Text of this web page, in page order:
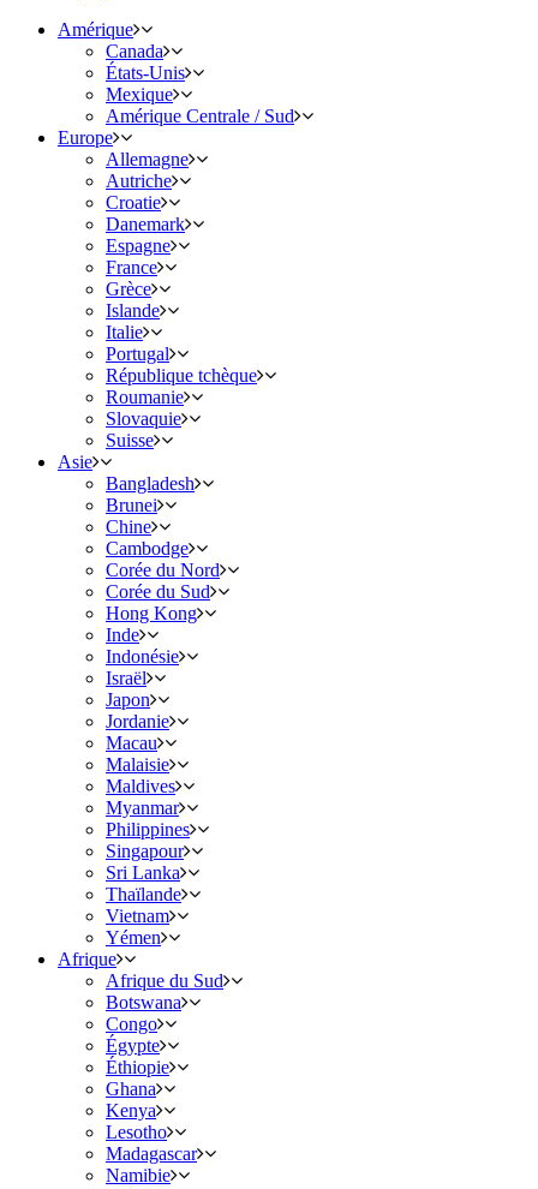
Amérique
Canada
États-Unis
Mexique
Amérique Centrale / Sud
Europe
Allemagne
Autriche
Croatie
Danemark
Espagne
France
Grèce
Islande
Italie
Portugal
République tchèque
Roumanie
Slovaquie
Suisse
Asie
Bangladesh
Brunei
Chine
Cambodge
Corée du Nord
Corée du Sud
Hong Kong
Inde
Indonésie
Israël
Japon
Jordanie
Macau
Malaisie
Maldives
Myanmar
Philippines
Singapour
Sri Lanka
Thaïlande
Vietnam
Yémen
Afrique
Afrique du Sud
Botswana
Congo
Égypte
Éthiopie
Ghana
Kenya
Lesotho
Madagascar
Namibie